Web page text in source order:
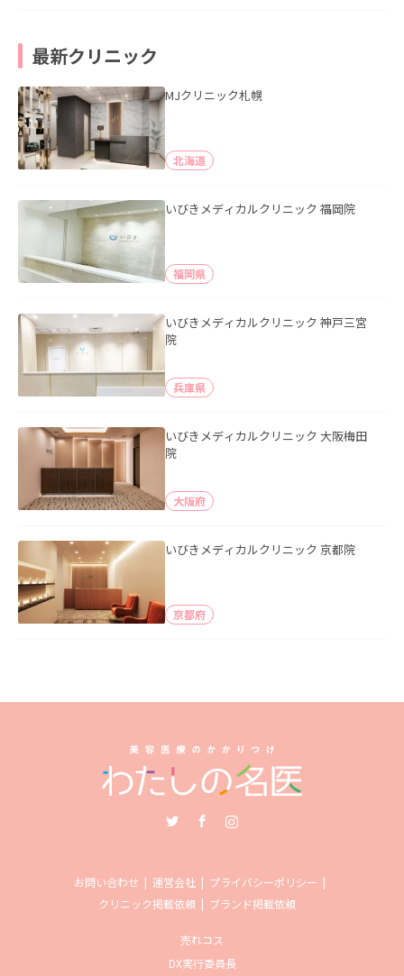
最新クリニック
MJクリニック札幌
北海道
いびきメディカルクリニック 福岡院
福岡県
いびきメディカルクリニック 神戸三宮
院
兵庫県
いびきメディカルクリニック 大阪梅田
院
大阪府
いびきメディカルクリニック 京都院
京都府
お問い合わせ 運営会社
プライバシーポリシー
クリニック掲載依頼
ブランド掲載依頼
売れコス
DX実行委員長